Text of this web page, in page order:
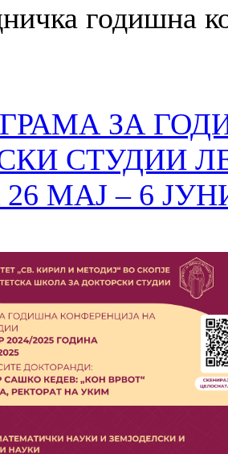
годишна
ЗА
СТУДИИ
МАЈ – 6